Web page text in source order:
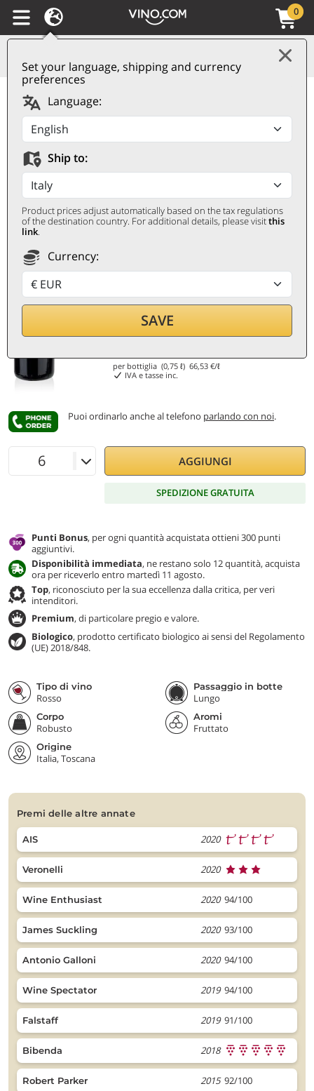
Set your language, shipping and currency
preferences
Language:
Ship to:
Product prices adjust automatically based on the tax regulations
of the destination country. For additional details, please visitthis
link.
Currency:
SAVE
0
Toscana IGT Ghiaie
della Furba 2022
Tenuta di Capezzana
TENUTA DI CAPEZZANA
0,75 ℓ
49,90€
per bottiglia (0,75 ℓ)66,53 €/ℓ
IVA e tasse inc.
Puoi ordinarlo anche al telefono parlando con noi.
AGGIUNGI
SPEDIZIONE GRATUITA
Punti Bonus, per ogni quantità acquistata ottieni 300 punti
aggiuntivi.
Disponibilità immediata, ne restano solo 12 quantità, acquista
ora per riceverlo entro martedì 11 agosto.
Top, riconosciuto per la sua eccellenza dalla critica, per veri
intenditori.
Premium, di particolare pregio e valore.
Biologico, prodotto certificato biologico ai sensi del Regolamento
(UE) 2018/848.
Tipo di vino
Rosso
Passaggio in botte
Lungo
Corpo
Robusto
Aromi
Fruttato
Origine
Italia, Toscana
premi delle altre annate
AIS 2020
Veronelli 2020
Wine Enthusiast 2020 94/100
James Suckling 2020 93/100
Antonio Galloni 2020 94/100
Wine Spectator 2019 94/100
Falstaff 2019 91/100
Bibenda 2018
Robert Parker 2015 92/100